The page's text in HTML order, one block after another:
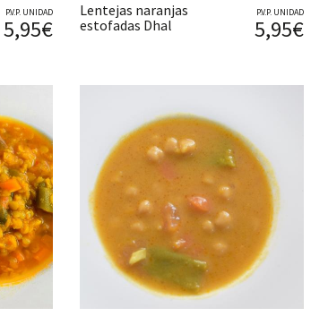
P.V.P. UNIDAD
5,95€
Lentejas naranjas
estofadas Dhal
P.V.P. UNIDAD
5,95€